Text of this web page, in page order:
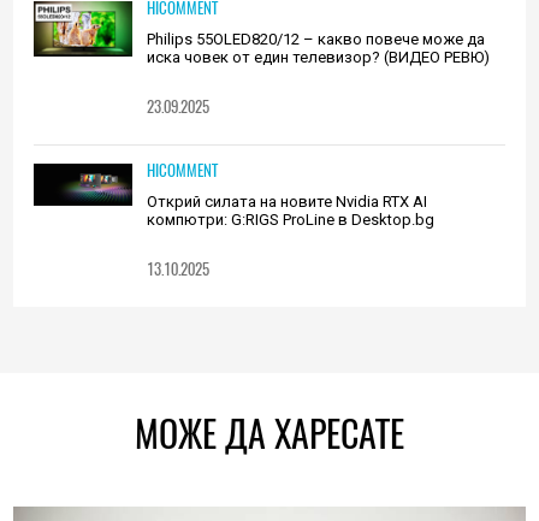
HICOMMENT
Philips 55OLED820/12 – какво повече може да
иска човек от един телевизор? (ВИДЕО РЕВЮ)
23.09.2025
HICOMMENT
Открий силата на новите Nvidia RTX AI
компютри: G:RIGS ProLine в Desktop.bg
13.10.2025
МОЖЕ ДА ХАРЕСАТЕ